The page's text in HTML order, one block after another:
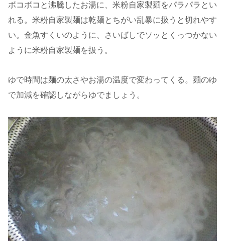
ボコボコと沸騰したお湯に、米粉自家製麺をパラパラとい
れる。米粉自家製麺は乾麺とちがい乱暴に扱うと切れやす
い。金魚すくいのように、さいばしでソッとくっつかない
ように米粉自家製麺を扱う。
ゆで時間は麺の太さやお湯の温度で変わってくる。麺のゆ
で加減を確認しながらゆでましょう。